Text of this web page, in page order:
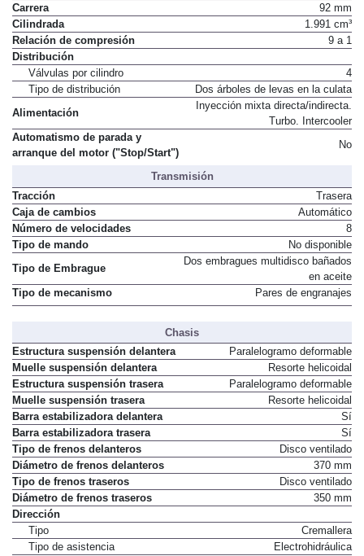
Carrera
92 mm
Cilindrada
1.991 cm³
Relación de compresión
9 a 1
Distribución
Válvulas por cilindro
4
Tipo de distribución
Dos árboles de levas en la culata
Alimentación
Inyección mixta directa/indirecta.
Turbo. Intercooler
Automatismo de parada y
arranque del motor ("Stop/Start")
No
Transmisión
Tracción
Trasera
Caja de cambios
Automático
Número de velocidades
8
Tipo de mando
No disponible
Tipo de Embrague
Dos embragues multidisco bañados
en aceite
Tipo de mecanismo
Pares de engranajes
Chasis
Estructura suspensión delantera
Paralelogramo deformable
Muelle suspensión delantera
Resorte helicoidal
Estructura suspensión trasera
Paralelogramo deformable
Muelle suspensión trasera
Resorte helicoidal
Barra estabilizadora delantera
Sí
Barra estabilizadora trasera
Sí
Tipo de frenos delanteros
Disco ventilado
Diámetro de frenos delanteros
370 mm
Tipo de frenos traseros
Disco ventilado
Diámetro de frenos traseros
350 mm
Dirección
Tipo
Cremallera
Tipo de asistencia
Electrohidráulica